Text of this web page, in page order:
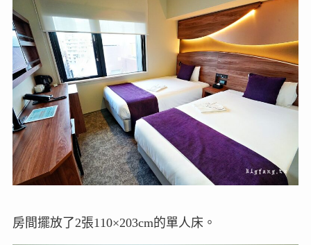
房間擺放了2張110×203cm的單人床。